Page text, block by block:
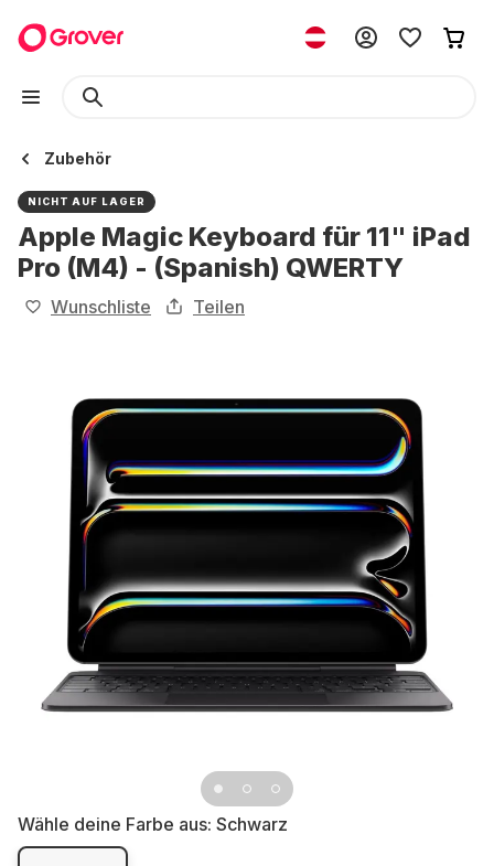
Zubehör
NICHT AUF LAGER
Apple Magic Keyboard für 11" iPad
Pro (M4) - (Spanish) QWERTY
Wunschliste Teilen
Wähle deine Farbe aus: Schwarz